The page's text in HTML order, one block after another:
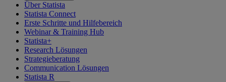
Über Statista
Statista Connect
Erste Schritte und Hilfebereich
Webinar & Training Hub
Statista+
Research Lösungen
Strategieberatung
Communication Lösungen
Statista R